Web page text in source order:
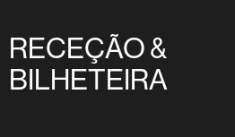
RECEÇÃO &
BILHETEIRA